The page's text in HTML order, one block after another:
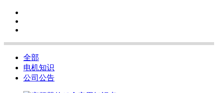
全部
电机知识
公司公告